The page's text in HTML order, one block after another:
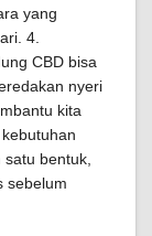
yang
4.
CBD bisa
nyeri
kita
bentuk,
sebelum